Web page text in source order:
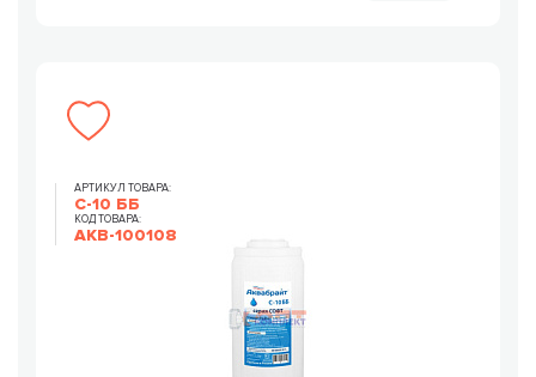
АРТИКУЛ ТОВАРА:
С-10 ББ
КОД ТОВАРА:
AKB-100108